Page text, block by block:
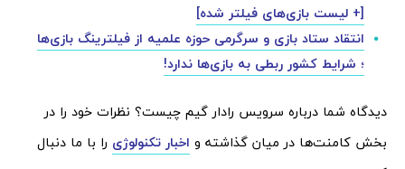
[+ لیست بازی‌های فیلتر شده]
انتقاد ستاد بازی و سرگرمی حوزه علمیه از فیلترینگ بازی‌ها
؛ شرایط کشور ربطی به بازی‌ها ندارد!
دیدگاه شما درباره سرویس رادار گیم چیست؟ نظرات خود را در
بخش کامنت‌ها در میان گذاشته و اخبار تکنولوژی را با ما دنبال